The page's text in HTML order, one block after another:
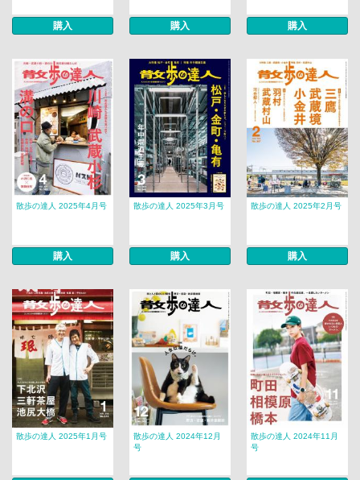
購入 購入 購入
散歩の達人 2025年4月号
購入
散歩の達人 2025年3月号
購入
散歩の達人 2025年2月号
購入
散歩の達人 2025年1月号
散歩の達人 2024年12月
号
散歩の達人 2024年11月
号